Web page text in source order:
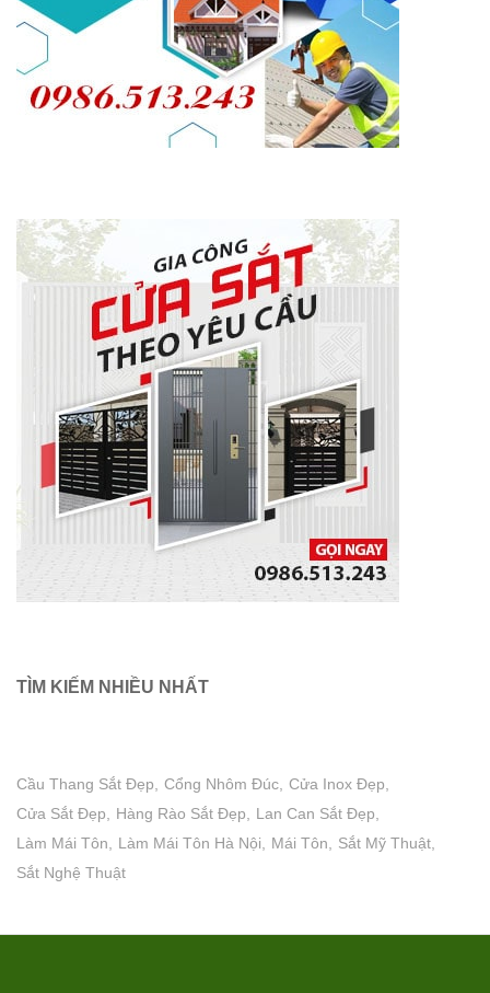
TÌM KIẾM NHIỀU NHẤT
Cầu Thang Sắt Đẹp Cổng Nhôm Đúc Cửa Inox Đẹp
Cửa Sắt Đẹp
Hàng Rào Sắt Đẹp
Lan Can Sắt Đẹp
Làm Mái Tôn
Làm Mái Tôn Hà Nội Mái Tôn
Sắt Mỹ Thuật
Sắt Nghệ Thuật